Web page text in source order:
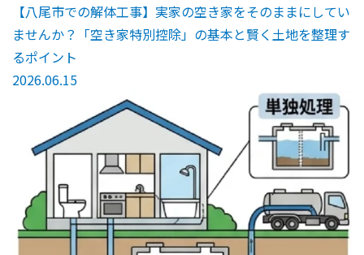
【八尾市での解体工事】実家の空き家をそのままにしてい
ませんか？「空き家特別控除」の基本と賢く土地を整理す
るポイント
2026.06.15